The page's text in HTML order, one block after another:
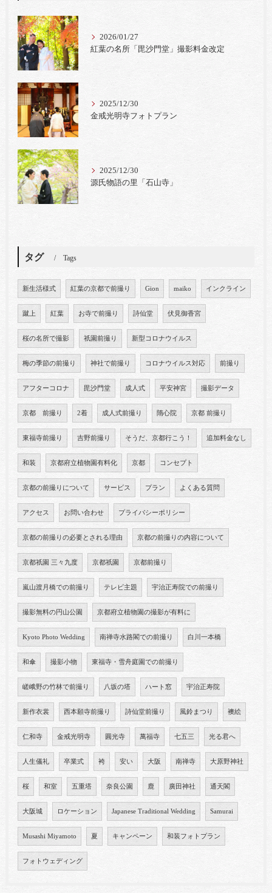
2026/01/27
紅葉の名所「毘沙門堂」撮影料金改定
2025/12/30
金戒光明寺フォトプラン
2025/12/30
源氏物語の里「石山寺」
タグ Tags
新生活様式 紅葉の京都で前撮り Gion maiko インクライン
蹴上 紅葉 お寺で前撮り 詩仙堂 伏見御香宮
桜の名所で撮影 祇園前撮り 新型コロナウイルス
梅の季節の前撮り 神社で前撮り コロナウイルス対応 前撮り
アフターコロナ 毘沙門堂 成人式 平安神宮 撮影データ
京都 前撮り 2着 成人式前撮り 隋心院 京都 前撮り
東福寺前撮り 吉野前撮り そうだ、京都行こう！ 追加料金なし
和装 京都府立植物園有料化 京都 コンセプト
京都の前撮りについて サービス プラン よくある質問
アクセス お問い合わせ プライバシーポリシー
京都の前撮りの必要とされる理由 京都の前撮りの内容について
京都祇園 三々九度 京都祇園 京都前撮り
嵐山渡月橋での前撮り テレビ主題 宇治正寿院での前撮り
撮影無料の円山公園 京都府立植物園の撮影が有料に
Kyoto Photo Wedding 南禅寺水路閣での前撮り 白川一本橋
和傘 撮影小物 東福寺・雪舟庭園での前撮り
嵯峨野の竹林で前撮り 八坂の塔 ハート窓 宇治正寿院
新作衣裳 西本願寺前撮り 詩仙堂前撮り 風鈴まつり 襖絵
仁和寺 金戒光明寺 圓光寺 萬福寺 七五三 光る君へ
人生儀礼 卒業式 袴 安い 大阪 南禅寺 大原野神社
桜 和室 五重塔 奈良公園 鹿 廣田神社 通天閣
大阪城 ロケーション Japanese Traditional Wedding Samurai
Musashi Miyamoto 夏 キャンペーン 和装フォトプラン
フォトウェディング